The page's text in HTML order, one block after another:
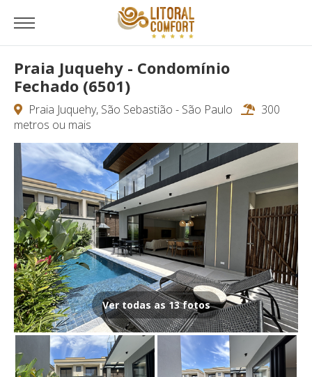
Praia Juquehy - Condomínio
Fechado (6501)
Praia Juquehy, São Sebastião - São Paulo
300
metros ou mais
Ver todas as 13 fotos